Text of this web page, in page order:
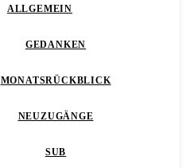
ALLGEMEIN
GEDANKEN
MONATSRÜCKBLICK
NEUZUGÄNGE
SUB